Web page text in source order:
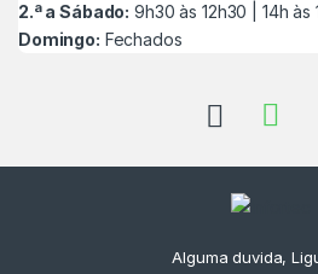
2.ª a Sábado: 9h30 às 12h30 | 14h às
Domingo: Fechados
Alguma duvida,